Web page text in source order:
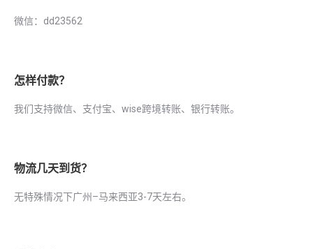
微信：dd23562
怎样付款？
我们支持微信、支付宝、wise跨境转账、银行转账。
物流几天到货？
无特殊情况下广州–马来西亚3-7天左右。